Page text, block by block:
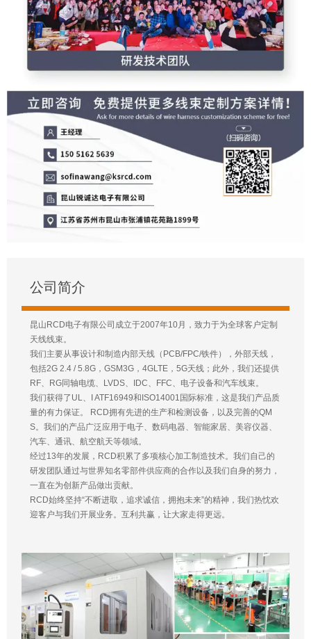
公司简介
昆山RCD电子有限公司成立于2007年10月，致力于为全球客户定制
天线线束。
我们主要从事设计和制造内部天线（PCB/FPC/铁件），外部天线，
包括2G 2.4 / 5.8G，GSM3G，4GLTE，5G天线；此外，我们还提供
RF、RG同轴电缆、LVDS、IDC、FFC、电子设备和汽车线束。
我们获得了UL、I ATF16949和ISO14001国际标准，这是我们产品质
量的有力保证。 RCD拥有先进的生产和检测设备，以及完善的QM
S。我们的产品广泛应用于电子、数码电器、智能家居、美容仪器、
汽车、通讯、航空航天等领域。
经过13年的发展，RCD积累了多项核心加工制造技术。我们自己的
研发团队通过与世界知名零部件供应商的合作以及我们自身的努力，
一直在为创新产品做出贡献。
RCD始终坚持“不断进取，追求诚信，拥抱未来”的精神，我们热忱欢
迎客户与我们开展业务。互利共赢，让大家走得更远。